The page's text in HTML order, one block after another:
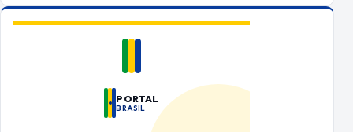
PORTAL
BRASIL